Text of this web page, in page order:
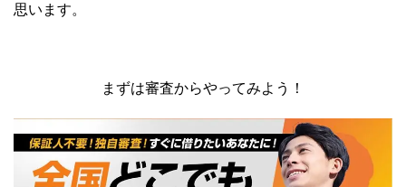
思います。
まずは審査からやってみよう！